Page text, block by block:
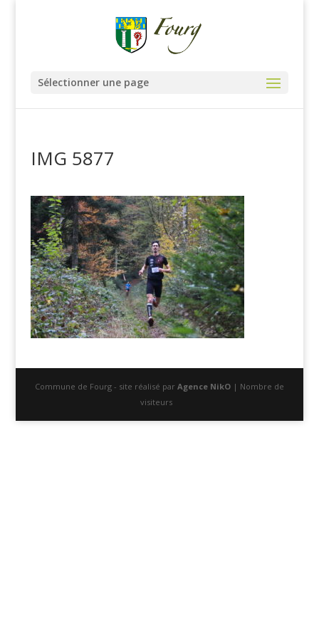
Sélectionner une page
IMG 5877
Commune de Fourg - site réalisé par Agence NikO| Nombre de
visiteurs